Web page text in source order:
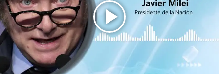
Play
Video